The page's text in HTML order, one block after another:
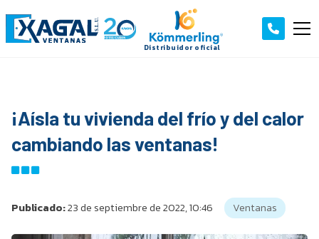
¡Aísla tu vivienda del frío y del calor
cambiando las ventanas!
Publicado:23 de septiembre de 2022, 10:46 Ventanas